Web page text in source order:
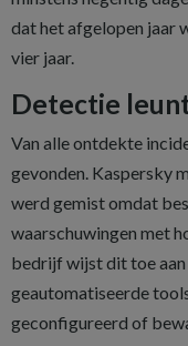
dat het afgelopen jaar
vier jaar.
Detectie
Van alle ontdekte
gevonden. Kaspersky
werd gemist omdat
waarschuwingen met
bedrijf wijst dit toe
geautomatiseerde
geconfigureerd of